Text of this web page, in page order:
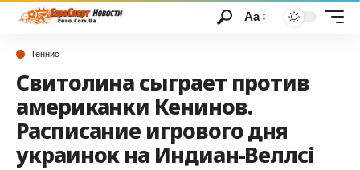
Аа
Теннис
Свитолина сыграет против
американки Кенинов.
Расписание игрового дня
украинок на Индиан-Веллсі